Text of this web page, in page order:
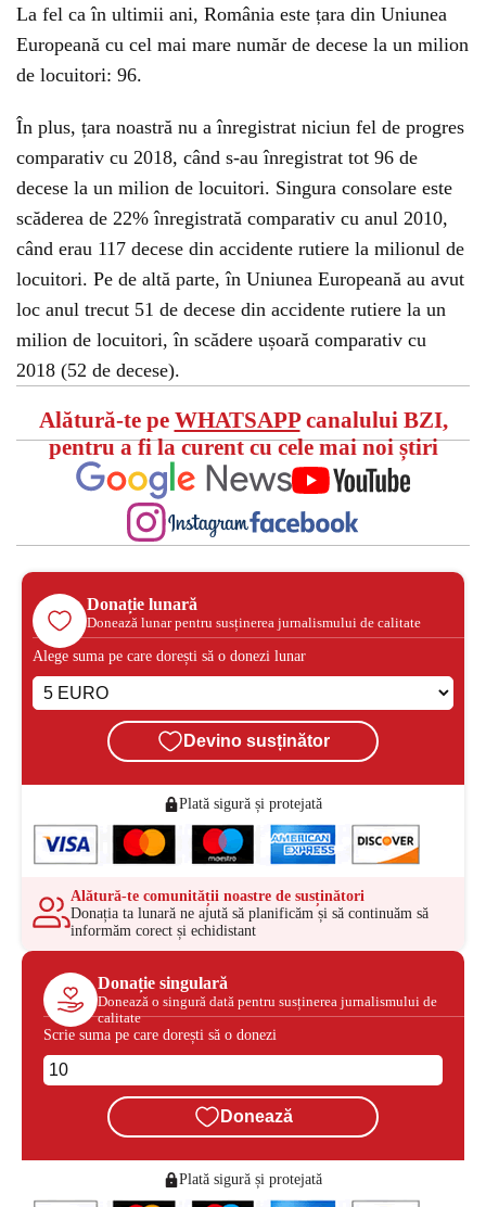
La fel ca în ultimii ani, România este țara din Uniunea
Europeană cu cel mai mare număr de decese la un milion
de locuitori: 96.
În plus, țara noastră nu a înregistrat niciun fel de progres
comparativ cu 2018, când s-au înregistrat tot 96 de
decese la un milion de locuitori. Singura consolare este
scăderea de 22% înregistrată comparativ cu anul 2010,
când erau 117 decese din accidente rutiere la milionul de
locuitori. Pe de altă parte, în Uniunea Europeană au avut
loc anul trecut 51 de decese din accidente rutiere la un
milion de locuitori, în scădere ușoară comparativ cu
2018 (52 de decese).
Alătură-te pe WHATSAPPcanalului BZI,
pentru a fi la curent cu cele mai noi știri
Donație lunară
Donează lunar pentru susținerea jurnalismului de calitate
Alege suma pe care dorești să o donezi lunar
Devino susținător
Plată sigură și protejată
Alătură-te comunității noastre de susținători
Donația ta lunară ne ajută să planificăm și să continuăm să
informăm corect și echidistant
Donație singulară
Donează o singură dată pentru susținerea jurnalismului de
calitate
Scrie suma pe care dorești să o donezi
Donează
Plată sigură și protejată